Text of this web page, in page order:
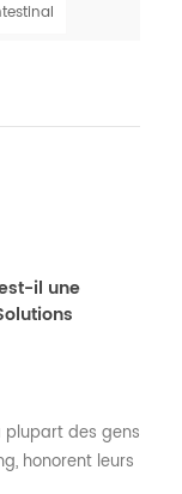
les plus
d...
il une
des gens
honorent leurs